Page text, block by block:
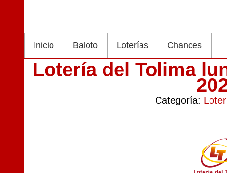
Inicio Baloto Loterías Chances
Lotería del Tolima
Categoría: